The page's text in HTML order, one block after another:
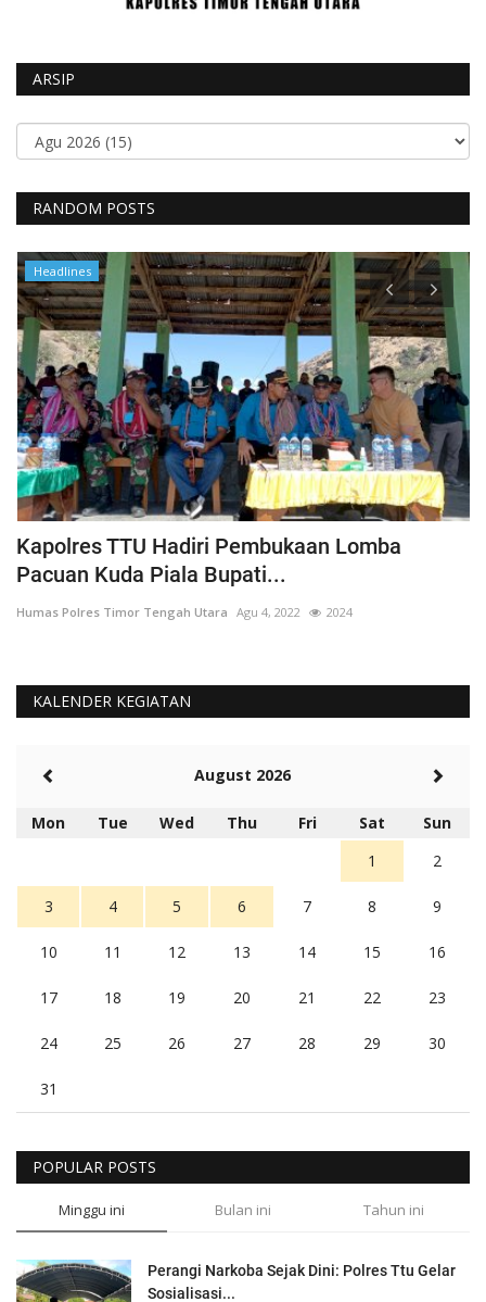
ARSIP
RANDOM POSTS
Headlines
Kapolres TTU Hadiri Pembukaan Lomba
Pacuan Kuda Piala Bupati...
Humas Polres Timor Tengah Utara Agu 4, 2022 2024
KALENDER KEGIATAN
August 2026
Mon Tue Wed Thu Fri Sat
Sun
1
2
3 4 5 6 7 8 9
10 11 12 13 14 15 16
17 18 19 20 21 22 23
24 25 26 27 28 29 30
31
POPULAR POSTS
Minggu ini Bulan ini Tahun ini
Perangi Narkoba Sejak Dini: Polres Ttu Gelar
Sosialisasi...